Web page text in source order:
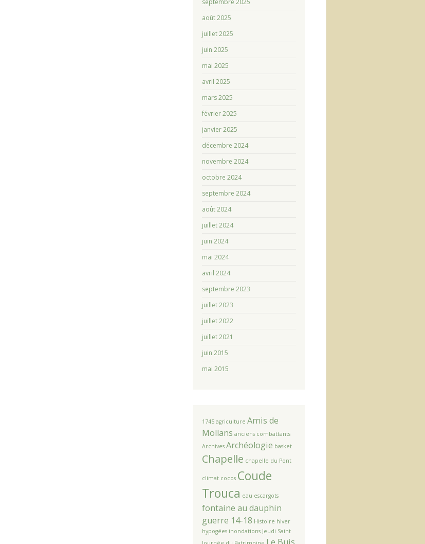
septembre 2025
août 2025
juillet 2025
juin 2025
mai 2025
avril 2025
mars 2025
février 2025
janvier 2025
décembre 2024
novembre 2024
octobre 2024
septembre 2024
août 2024
juillet 2024
juin 2024
mai 2024
avril 2024
septembre 2023
juillet 2023
juillet 2022
juillet 2021
juin 2015
mai 2015
1745 agriculture Amis de
Mollans anciens combattants
Archives Archéologie basket
Chapelle chapelle du Pont
climat cocos Coude
Trouca eau escargots
fontaine au dauphin
guerre 14-18 Histoire hiver
hypogées inondations Jeudi Saint